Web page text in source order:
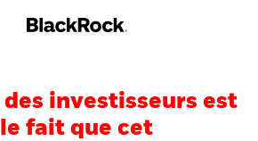
.
des investisseurs est
fait que cet